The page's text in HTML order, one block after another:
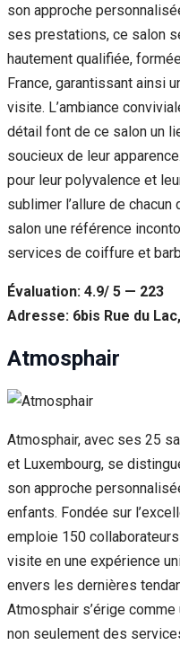
son approche
ses prestations, ce salon
hautement qualifiée,
France, garantissant ainsi
visite. L’ambiance
détail font de ce salon un
soucieux de leur
pour leur polyvalence et
sublimer l’allure de
salon une référence
services de coiffure et
Évaluation: 4.9/ 5 — 223
Adresse: 6bis Rue du
Atmosphair
Atmosphair, avec ses 25
et Luxembourg, se
son approche
enfants. Fondée sur
emploie 150
visite en une expérience
envers les dernières
Atmosphair s’érige
non seulement des